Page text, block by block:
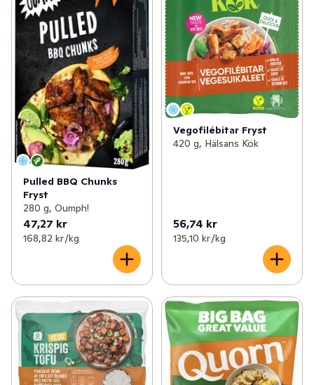
Pulled BBQ Chunks
Fryst
280 g, Oumph!
47,27 kr
168,82 kr /kg
Vegofilébitar Fryst
420 g, Hälsans Kök
56,74 kr
135,10 kr /kg